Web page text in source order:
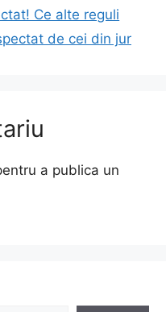
Ce alte reguli
de cei din jur
a publica un